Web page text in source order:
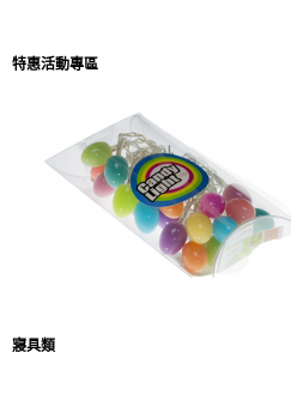
特惠活動專區
寢具類